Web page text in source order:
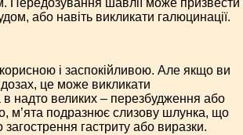
або навіть викликати галюцинації.
і заспокійливою. Але якщо ви
дозах, це може викликати
в надто великих – перезбудження або
м’ята подразнює слизову шлунка, що
гастриту або виразки.